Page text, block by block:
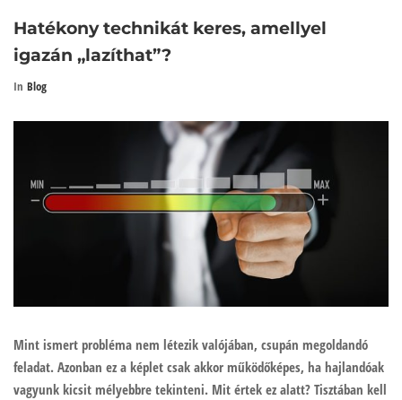
Hatékony technikát keres, amellyel
igazán „lazíthat”?
In Blog
Mint ismert probléma nem létezik valójában, csupán megoldandó
feladat. Azonban ez a képlet csak akkor működőképes, ha hajlandóak
vagyunk kicsit mélyebbre tekinteni. Mit értek ez alatt? Tisztában kell